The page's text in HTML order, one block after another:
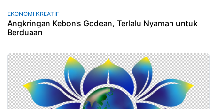
EKONOMI KREATIF
Angkringan Kebon’s Godean, Terlalu Nyaman untuk
Berduaan